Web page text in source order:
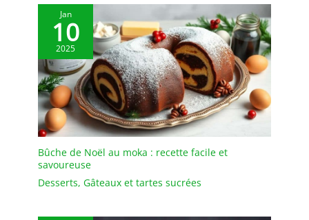
Jan
10
2025
Bûche de Noël au moka : recette facile et
savoureuse
Desserts, Gâteaux et tartes sucrées